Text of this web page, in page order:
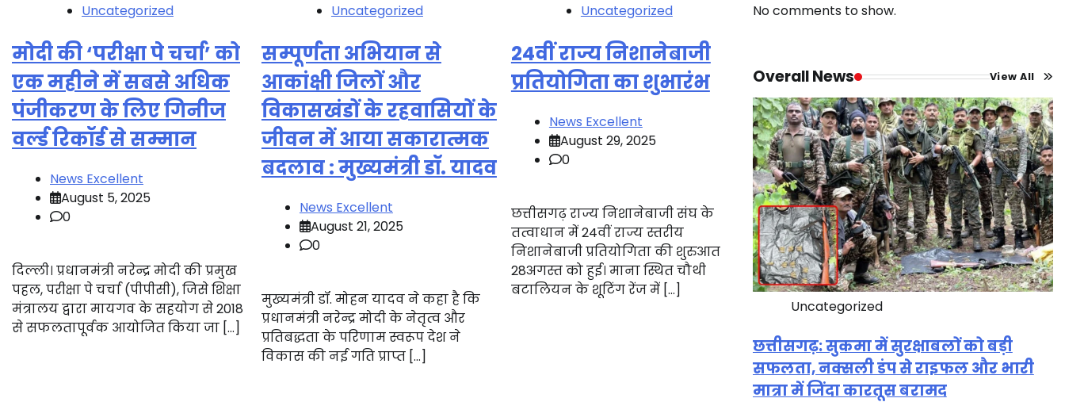
Uncategorized
मोदी की ‘परीक्षा पे चर्चा’ को
एक महीने में सबसे अधिक
पंजीकरण के लिए गिनीज
वर्ल्ड रिकॉर्ड से सम्मान
News Excellent
August 5, 2025
0
दिल्ली। प्रधानमंत्री नरेन्द्र मोदी की प्रमुख
पहल, परीक्षा पे चर्चा (पीपीसी), जिसे शिक्षा
मंत्रालय द्वारा मायगव के सहयोग से 2018
से सफलतापूर्वक आयोजित किया जा […]
Uncategorized
सम्पूर्णता अभियान से
आकांक्षी जिलों और
विकासखंडों के रहवासियों के
जीवन में आया सकारात्मक
बदलाव : मुख्यमंत्री डॉ. यादव
News Excellent
August 21, 2025
0
मुख्यमंत्री डॉ. मोहन यादव ने कहा है कि
प्रधानमंत्री नरेन्द्र मोदी के नेतृत्व और
प्रतिबद्धता के परिणाम स्वरूप देश ने
विकास की नई गति प्राप्त […]
Uncategorized
24वीं राज्य निशानेबाजी
प्रतियोगिता का शुभारंभ
News Excellent
August 29, 2025
0
छत्तीसगढ़ राज्य निशानेबाजी संघ के
तत्वाधान में 24वीं राज्य स्तरीय
निशानेबाजी प्रतियोगिता की शुरुआत
28अगस्त को हुई। माना स्थित चौथी
बटालियन के शूटिंग रेंज में […]
No comments to show.
Overall News View All
Uncategorized
छत्तीसगढ़: सुकमा में सुरक्षाबलों को बड़ी
सफलता, नक्सली डंप से राइफल और भारी
मात्रा में जिंदा कारतूस बरामद